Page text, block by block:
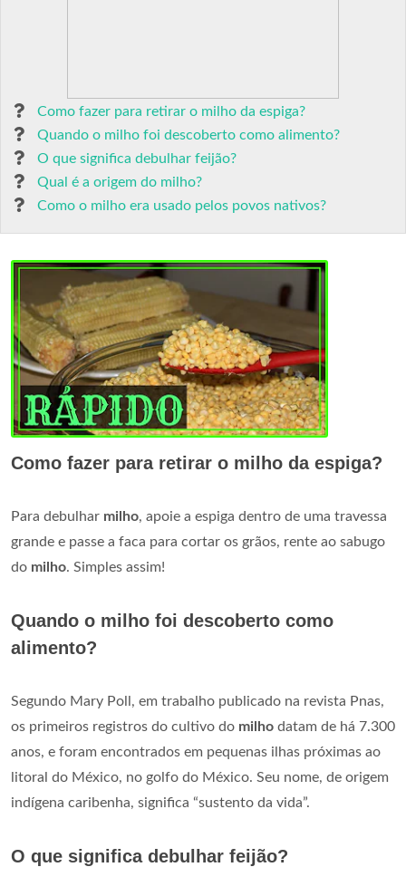
Como fazer para retirar o milho da espiga?
Quando o milho foi descoberto como alimento?
O que significa debulhar feijão?
Qual é a origem do milho?
Como o milho era usado pelos povos nativos?
Como fazer para retirar o milho da espiga?
Para debulhar milho, apoie a espiga dentro de uma travessa
grande e passe a faca para cortar os grãos, rente ao sabugo
do milho. Simples assim!
Quando o milho foi descoberto como
alimento?
Segundo Mary Poll, em trabalho publicado na revista Pnas,
os primeiros registros do cultivo do milho datam de há 7.300
anos, e foram encontrados em pequenas ilhas próximas ao
litoral do México, no golfo do México. Seu nome, de origem
indígena caribenha, significa “sustento da vida”.
O que significa debulhar feijão?